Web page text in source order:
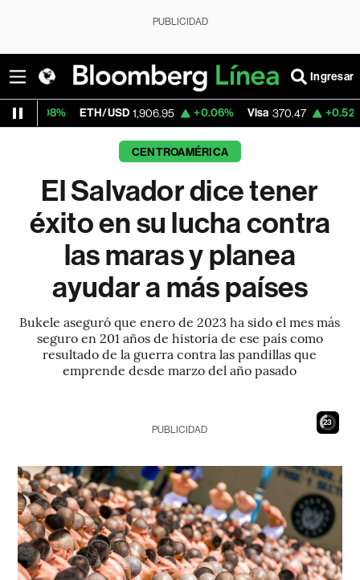
PUBLICIDAD
Ingresar
USD 1,906.95 +0.06% Visa 370.47 +0.52%
CENTROAMÉRICA
El Salvador dice tener
éxito en su lucha contra
las maras y planea
ayudar a más países
Bukele aseguró que enero de 2023 ha sido el mes más
seguro en 201 años de historia de ese país como
resultado de la guerra contra las pandillas que
emprende desde marzo del año pasado
21
PUBLICIDAD